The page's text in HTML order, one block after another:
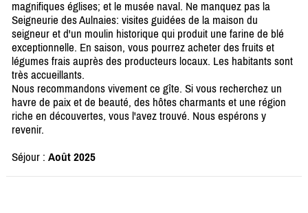
magnifiques églises; et le musée naval. Ne manquez pas la
Seigneurie des Aulnaies: visites guidées de la maison du
seigneur et d'un moulin historique qui produit une farine de blé
exceptionnelle. En saison, vous pourrez acheter des fruits et
légumes frais auprès des producteurs locaux. Les habitants sont
très accueillants.
Nous recommandons vivement ce gîte. Si vous recherchez un
havre de paix et de beauté, des hôtes charmants et une région
riche en découvertes, vous l'avez trouvé. Nous espérons y
revenir.
Séjour : Août 2025